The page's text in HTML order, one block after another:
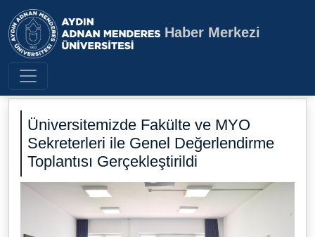
Aydın Adnan Menderes
Haber Merkezi
Üniversitemizde Fakülte ve MYO
Sekreterleri ile Genel Değerlendirme
Toplantısı Gerçekleştirildi